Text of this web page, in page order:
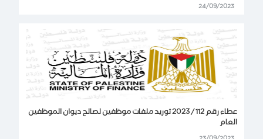
24/09/2023
عطاء رقم 112 / 2023 توريد ملفات موظفين لصالح ديوان الموظفين
العام